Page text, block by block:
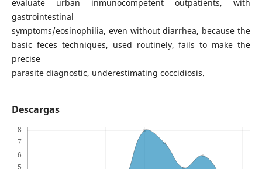
evaluate urban inmunocompetent outpatients, with
gastrointestinal
symptoms/eosinophilia, even without diarrhea, because the
basic feces techniques, used routinely, fails to make the
precise
parasite diagnostic, underestimating coccidiosis.
Descargas